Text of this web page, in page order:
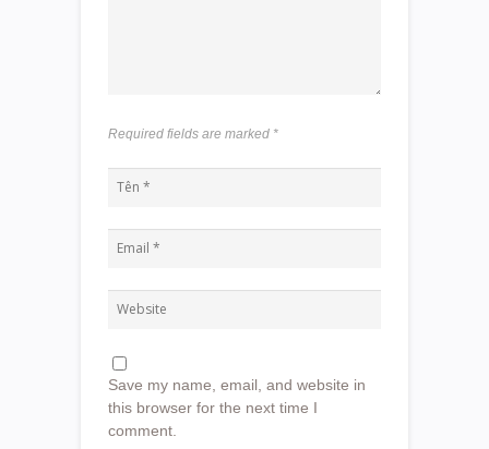
Required fields are marked *
Save my name, email, and website in
this browser for the next time I
comment.